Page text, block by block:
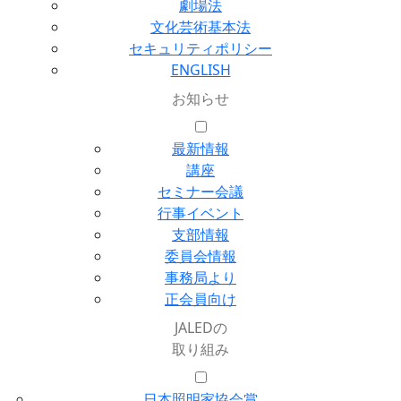
劇場法
文化芸術基本法
セキュリティポリシー
ENGLISH
お知らせ
最新情報
講座
セミナー会議
行事イベント
支部情報
委員会情報
事務局より
正会員向け
JALEDの
取り組み